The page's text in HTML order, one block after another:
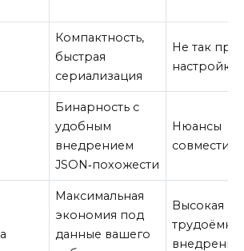
Компактность,
быстрая
сериализация
Не так
настройке
Бинарность с
удобным
внедрением
JSON‑похожести
Нюансы
Максимальная
экономия под
данные вашего
Высокая
внедрения